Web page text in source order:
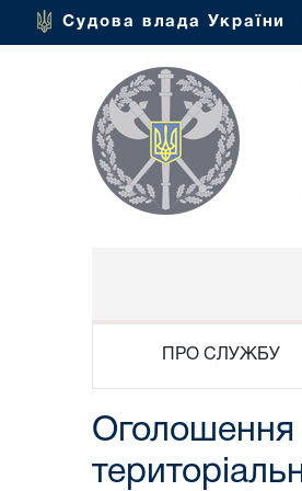
Судова влада України
ПРО СЛУЖБУ
Оголошення